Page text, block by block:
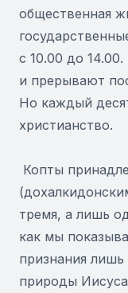
общественная
с 10.00 до
и прерывают
Но каждый
христианство.
Копты
тремя, а лишь
как мы
признания
природы